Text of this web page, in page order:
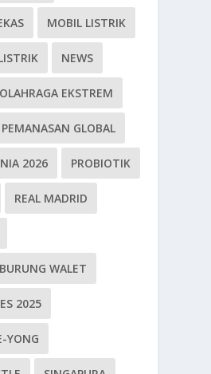
MOBIL LISTRIK
NEWS
OLAHRAGA EKSTREM
PEMANASAN GLOBAL
2026 PROBIOTIK
REAL MADRID
WALET
2025
YONG